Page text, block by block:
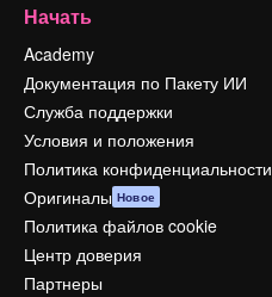
Начать
Academy
Документация по Пакету ИИ
Служба поддержки
Условия и положения
Политика конфиденциальности
Оригиналы Новое
Политика файлов cookie
Центр доверия
Партнеры